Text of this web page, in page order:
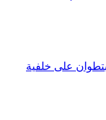
على خلفية